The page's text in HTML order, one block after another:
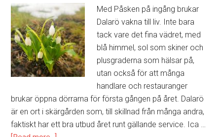
Med Påsken på ingång brukar
Dalarö vakna till liv. Inte bara
tack vare det fina vädret, med
blå himmel, sol som skiner och
plusgraderna som hälsar på,
utan också för att många
handlare och restauranger
brukar öppna dörrarna för första gången på året. Dalarö
är en ort i skärgården som, till skillnad från många andra,
faktiskt har ett bra utbud året runt gällande service. Ica …